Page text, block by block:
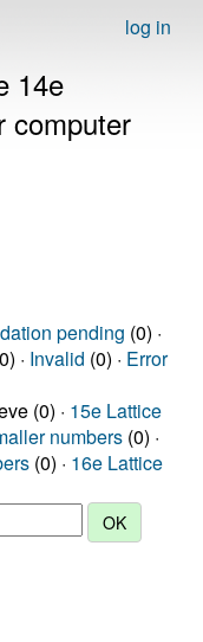
log in
14e
computer
pending (0) ·
· Invalid (0) · Error
(0) · 15e Lattice
numbers (0) ·
(0) · 16e Lattice